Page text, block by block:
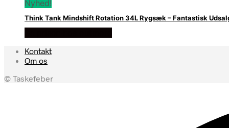
Nyhed!
Think Tank Mindshift Rotation 34L Rygsæk – Fantastisk
Kontakt
Om os
© Taskefeber